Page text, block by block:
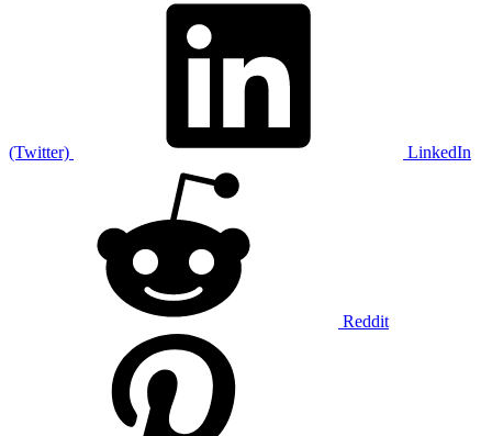
(Twitter) LinkedIn
Reddit